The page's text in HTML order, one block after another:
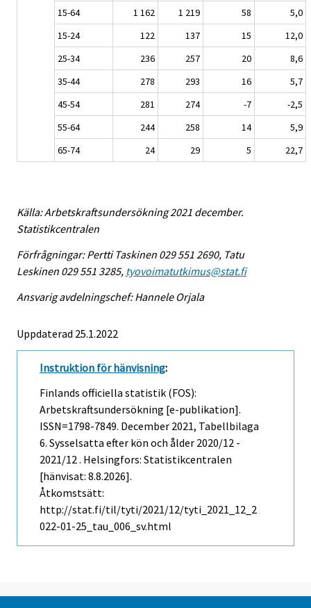
15-64
1 162 1 219 58
5,0
15-24
122 137 15
12,0
25-34
236 257 20
8,6
35-44
278 293 16
5,7
45-54
281 274 -7
-2,5
55-64
244 258 14
5,9
65-74
24 29 5 22,7
Källa: Arbetskraftsundersökning 2021 december.
Statistikcentralen
Förfrågningar: Pertti Taskinen 029 551 2690, Tatu
Leskinen 029 551 3285, tyovoimatutkimus@stat.fi
Ansvarig avdelningschef: Hannele Orjala
Uppdaterad 25.1.2022
Instruktion för hänvisning:
Finlands officiella statistik (FOS):
Arbetskraftsundersökning [e-publikation].
ISSN=1798-7849. December 2021, Tabellbilaga
6. Sysselsatta efter kön och ålder 2020/12 -
2021/12 . Helsingfors: Statistikcentralen
[hänvisat: 8.8.2026].
Åtkomstsätt:
http://stat.fi/til/tyti/2021/12/tyti_2021_12_2
022-01-25_tau_006_sv.html